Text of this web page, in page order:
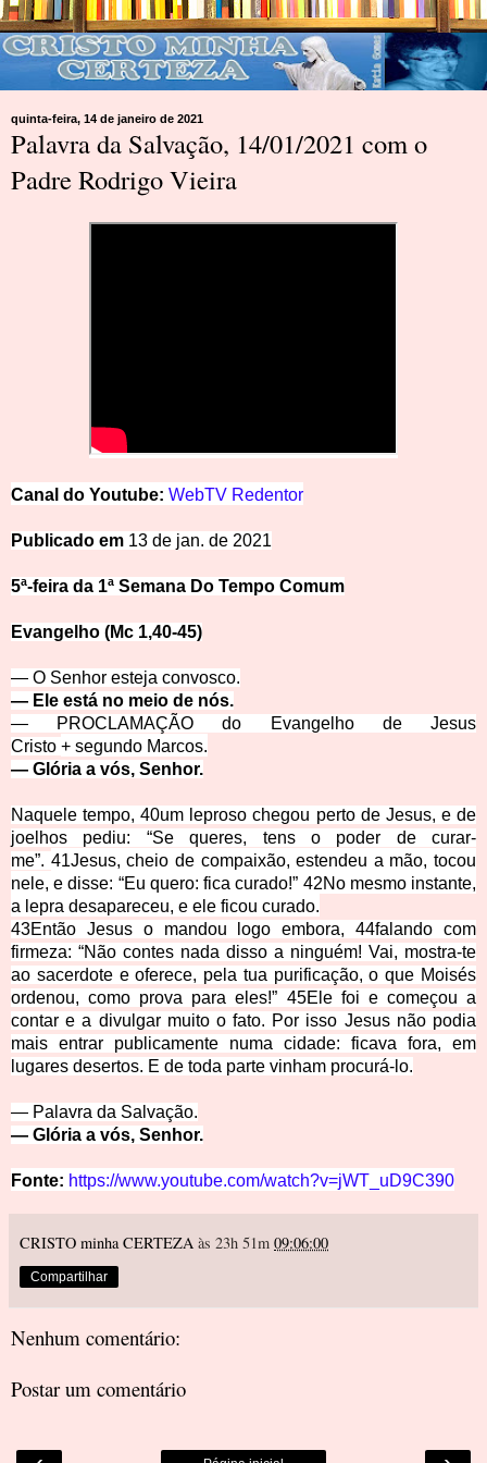
quinta-feira, 14 de janeiro de 2021
Palavra da Salvação, 14/01/2021 com o
Padre Rodrigo Vieira
Canal do Youtu be: WebTV Redentor
Publicado em 13 de jan. de 2021
5ª-feira da 1ª Semana Do Tempo Comum
Evangelho (Mc 1,40-45)
— O Senhor esteja convosco.
— Ele está no meio de nós.
— PROCLAMAÇÃO do Evangelho de Jesus
Cristo + segundo Marcos.
— Glória a vós, Senhor.
Naquele tempo,40um leproso chegou perto de Jesus, e de
joelhos pediu: “Se queres, tens o poder de curar-
me”. 41Jesus, cheio de compaixão, estendeu a mão, tocou
nele, e disse: “Eu quero: fica curado!” 42No mesmo instante,
a lepra desapareceu, e ele ficou curado.
43Então Jesus o mandou logo embora,44falando com
firmeza: “Não contes nada disso a ninguém! Vai, mostra-te
ao sacerdote e oferece, pela tua purificação, o que Moisés
ordenou, como prova para eles!” 45Ele foi e começou a
contar e a divulgar muito o fato. Por isso Jesus não podia
mais entrar publicamente numa cidade: ficava fora, em
lugares desertos. E de toda parte vinham procurá-lo.
— Palavra da Sal vação.
— Glória a vós, Senhor.
Fonte: https://www.youtube.com/watch?v=jWT_uD9C390
CRISTO minha CERTEZA às 23h 51m 09:06:00
Compartilhar
Nenhum comentário:
Postar um comentário